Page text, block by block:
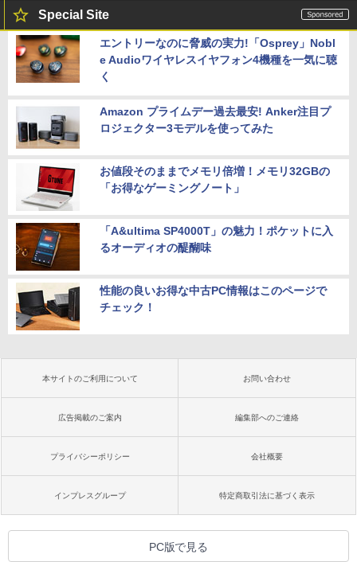
Special Site
エントリーなのに脅威の実力!「Osprey」Nobl
e Audioワイヤレスイヤフォン4機種を一気に聴
く
Amazon プライムデー過去最安! Anker注目プ
ロジェクター3モデルを使ってみた
お値段そのままでメモリ倍増！メモリ32GBの
「お得なゲーミングノート」
「A&ultima SP4000T」の魅力！ポケットに入
るオーディオの醍醐味
性能の良いお得な中古PC情報はこのページで
チェック！
本サイトのご利用について お問い合わせ
広告掲載のご案内 編集部へのご連絡
プライバシーポリシー 会社概要
インプレスグループ 特定商取引法に基づく表示
PC版で見る